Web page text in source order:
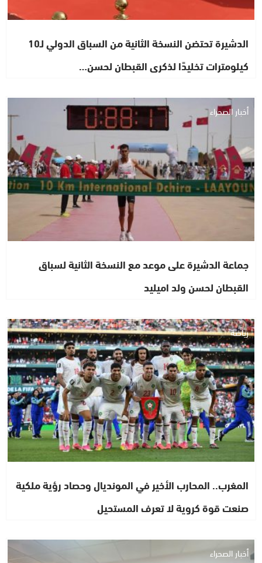
الدشيرة تحتضن النسخة الثانية من السباق الدولي لـ10
كيلومترات تخليدًا لذكرى القبطان لحسن…
أخبار الصحراء
جماعة الدشيرة على موعد مع النسخة الثانية لسباق
القبطان لحسن ولد اميليد
رياضة
المغرب.. المحارب الأخير في المونديال وحصاد رؤية ملكية
صنعت قوة كروية لا تعرف المستحيل
أخبار الصحراء